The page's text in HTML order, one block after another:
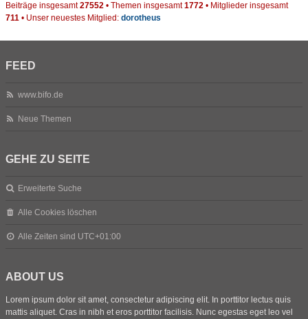
Beiträge insgesamt27552 • Themen insgesamt1772 • Mitglieder insgesamt
711 • Unser neuestes Mitglied: dorotheus
FEED
www.bifo.de
Neue Themen
GEHE ZU SEITE
Erweiterte Suche
Alle Cookies löschen
Alle Zeiten sind UTC+01:00
ABOUT US
Lorem ipsum dolor sit amet, consectetur adipiscing elit. In porttitor lectus quis
mattis aliquet. Cras in nibh et eros porttitor facilisis. Nunc egestas eget leo vel